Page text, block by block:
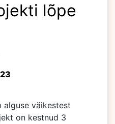
lõpe
alguse väikestest
on kestnud 3